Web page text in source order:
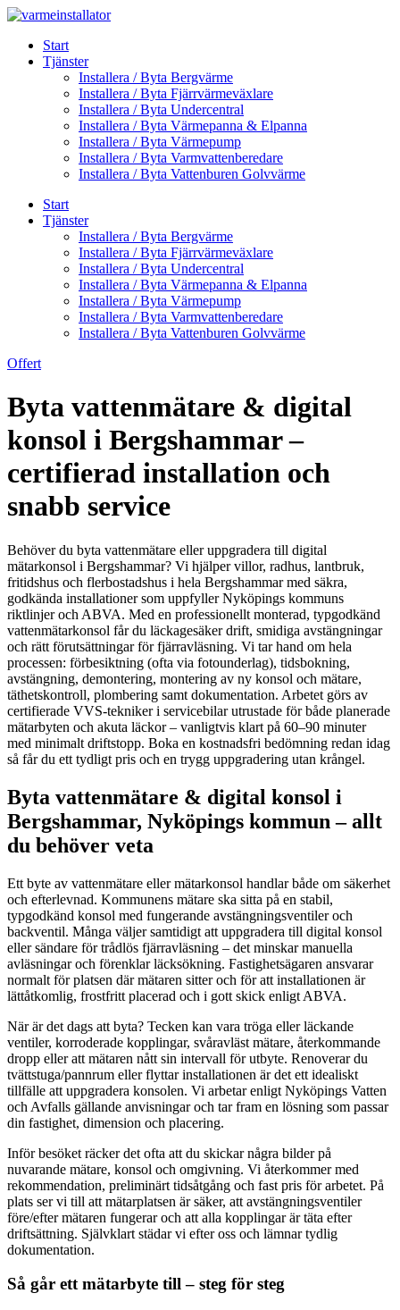
Skip
contentStart
Tjänster
Installera / Byta Bergvärme
Installera / Byta Fjärrvärmeväxlare
Installera / Byta Undercentral
Installera / Byta Värmepanna & Elpanna
Installera / Byta Värmepump
Installera / Byta Varmvattenberedare
Installera / Byta Vattenburen Golvvärme
Start
Tjänster
Installera / Byta Bergvärme
Installera / Byta Fjärrvärmeväxlare
Installera / Byta Undercentral
Installera / Byta Värmepanna & Elpanna
Installera / Byta Värmepump
Installera / Byta Varmvattenberedare
Installera / Byta Vattenburen Golvvärme
Offert
Byta vattenmätare & digital
konsol i Bergshammar –
certifierad installation och
snabb service
Behöver du byta vattenmätare eller uppgradera till digital
mätarkonsol i Bergshammar? Vi hjälper villor, radhus, lantbruk,
fritidshus och flerbostadshus i hela Bergshammar med säkra,
godkända installationer som uppfyller Nyköpings kommuns
riktlinjer och ABVA. Med en professionellt monterad, typgodkänd
vattenmätarkonsol får du läckagesäker drift, smidiga avstängningar
och rätt förutsättningar för fjärravläsning. Vi tar hand om hela
processen: förbesiktning (ofta via fotounderlag), tidsbokning,
avstängning, demontering, montering av ny konsol och mätare,
täthetskontroll, plombering samt dokumentation. Arbetet görs av
certifierade VVS-tekniker i servicebilar utrustade för både planerade
mätarbyten och akuta läckor – vanligtvis klart på 60–90 minuter
med minimalt driftstopp. Boka en kostnadsfri bedömning redan idag
så får du ett tydligt pris och en trygg uppgradering utan krångel.
Byta vattenmätare & digital konsol i
Bergshammar, Nyköpings kommun – allt
du behöver veta
Ett byte av vattenmätare eller mätarkonsol handlar både om säkerhet
och efterlevnad. Kommunens mätare ska sitta på en stabil,
typgodkänd konsol med fungerande avstängningsventiler och
backventil. Många väljer samtidigt att uppgradera till digital konsol
eller sändare för trådlös fjärravläsning – det minskar manuella
avläsningar och förenklar läcksökning. Fastighetsägaren ansvarar
normalt för platsen där mätaren sitter och för att installationen är
lättåtkomlig, frostfritt placerad och i gott skick enligt ABVA.
När är det dags att byta? Tecken kan vara tröga eller läckande
ventiler, korroderade kopplingar, svåravläst mätare, återkommande
dropp eller att mätaren nått sin intervall för utbyte. Renoverar du
tvättstuga/pannrum eller flyttar installationen är det ett idealiskt
tillfälle att uppgradera konsolen. Vi arbetar enligt Nyköpings Vatten
och Avfalls gällande anvisningar och tar fram en lösning som passar
din fastighet, dimension och placering.
Inför besöket räcker det ofta att du skickar några bilder på
nuvarande mätare, konsol och omgivning. Vi återkommer med
rekommendation, preliminärt tidsåtgång och fast pris för arbetet. På
plats ser vi till att mätarplatsen är säker, att avstängningsventiler
före/efter mätaren fungerar och att alla kopplingar är täta efter
driftsättning. Självklart städar vi efter oss och lämnar tydlig
dokumentation.
Så går ett mätarbyte till – steg för steg